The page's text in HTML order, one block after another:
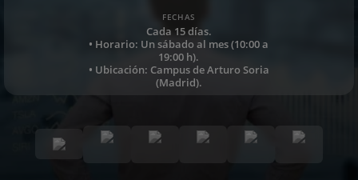
FECHAS
Cada 15 días.
• Horario: Un sábado al mes (10:00 a
19:00 h).
• Ubicación: Campus de Arturo Soria
(Madrid).